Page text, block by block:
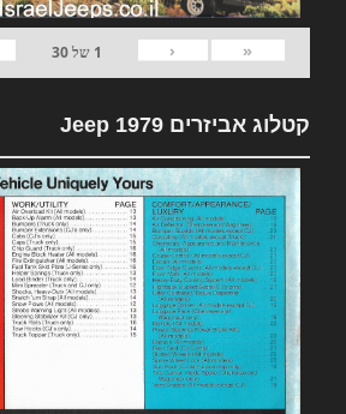
«
‹
1 של30
קטלוג אביזרים 1979 Jeep